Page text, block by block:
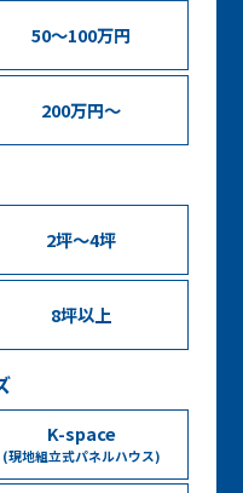
50～100万円
200万円～
2坪〜4坪
8坪以上
K-space
(現地組立式パネルハウス)